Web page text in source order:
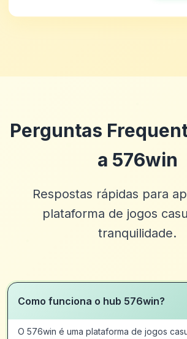
Perguntas
a 576win
Respostas rápidas para
plataforma de jogos
tranquilidade.
Como funciona o hub 576win?
O 576win é uma plataforma de jogos